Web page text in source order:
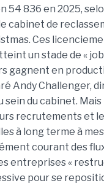
54 836 en 2025,
cabinet de
Ces
un stade de «
gagnent en
Andy Challenger,
sein du cabinet.
recrutements et
à long terme à
courant des
entreprises «
pour se